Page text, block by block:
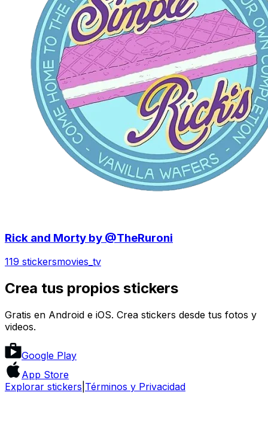
Rick and Morty by @TheRuroni
119 stickersmovies_tv
Crea tus propios stickers
Gratis en Android e iOS. Crea stickers desde tus fotos y
videos.
Google Play
App Store
Explorar stickers Términos y Privacidad